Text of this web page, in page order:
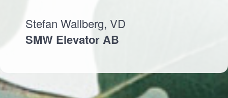
Stefan Wallberg, VD
SMW Elevator AB